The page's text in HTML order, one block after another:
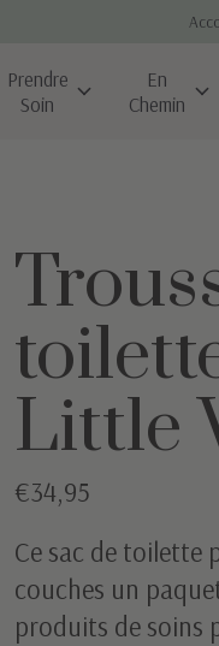
Prendre
Soin
En
Chemin
Little
€34,95
Ce sac de toilette
couches un
produits de soins